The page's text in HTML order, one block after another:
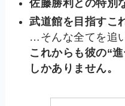
佐藤勝利との特別
武道館を目指すこ
…そんな全てを追
これからも彼の“
しかありません。